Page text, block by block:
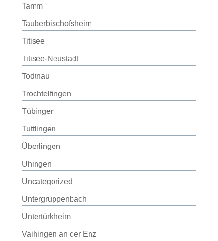
Tamm
Tauberbischofsheim
Titisee
Titisee-Neustadt
Todtnau
Trochtelfingen
Tübingen
Tuttlingen
Überlingen
Uhingen
Uncategorized
Untergruppenbach
Untertürkheim
Vaihingen an der Enz